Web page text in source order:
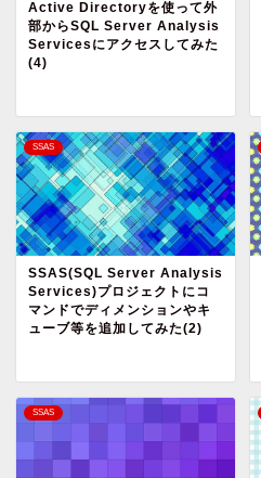
Active Directoryを使って外
部からSQL Server Analysis
Servicesにアクセスしてみた
(4)
SSAS
SSAS(SQL Server Analysis
Services)プロジェクトにコ
マンドでディメンションやキ
ューブ等を追加してみた(2)
SSAS